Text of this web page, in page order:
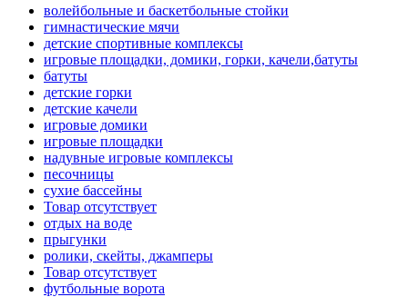
волейбольные и баскетбольные стойки
гимнастические мячи
детские спортивные комплексы
игровые площадки, домики, горки, качели,батуты
батуты
детские горки
детские качели
игровые домики
игровые площадки
надувные игровые комплексы
песочницы
сухие бассейны
Товар отсутствует
отдых на воде
прыгунки
ролики, скейты, джамперы
Товар отсутствует
футбольные ворота